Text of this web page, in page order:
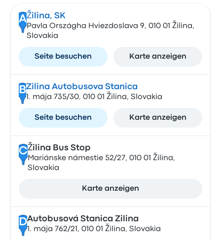
AŽilina, SK
Pavla Országha Hviezdoslava 9, 010 01 Žilina,
Slovakia
Seite besuchen Karte anzeigen
BZilina Autobusova Stanica
1. mája 735/30, 010 01 Žilina, Slovakia
Seite besuchen Karte anzeigen
CŽilina Bus Stop
Mariánske námestie 52/27, 010 01 Žilina,
Slovakia
Karte anzeigen
DAutobusová Stanica Zilina
1. mája 762/21, 010 01 Žilina, Slovakia